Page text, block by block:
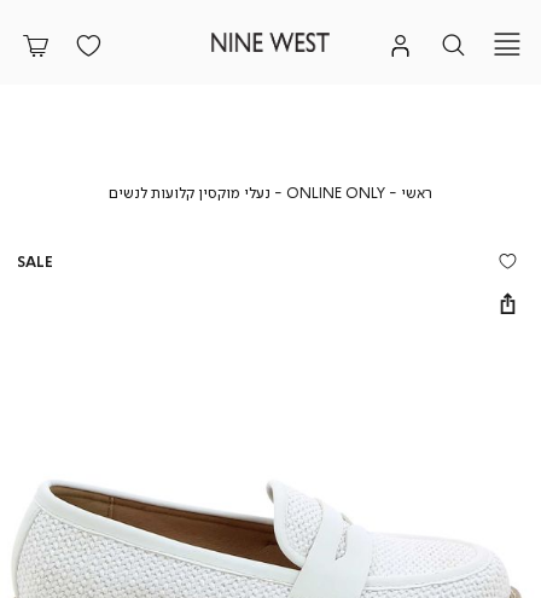
ראשי ראשי
ONLINE ONLY
ONLINE
נעלי מוקסין קלועות לנשיםנעלי
SALE